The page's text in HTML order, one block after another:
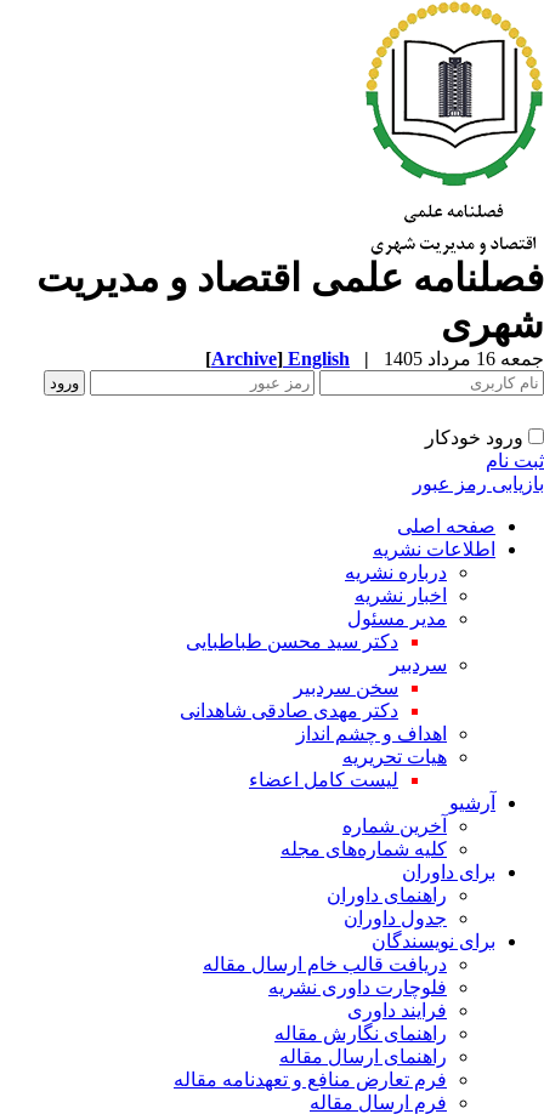
علمی اقتصاد و مدیریت
مرداد 1405 |
English
[Archive]
ورود خودکار
نام
رمز عبور
صفحه اصلی
اطلاعات نشریه
درباره نشریه
اخبار نشریه
مدیر مسئول
دکتر سید محسن طباطبایی
سردبیر
سخن سردبیر
دکتر مهدی صادقی شاهدانی
اهداف و چشم انداز
هیات تحریریه
لیست کامل اعضاء
آرشیو
آخرین شماره
کلیه شماره‌های مجله
برای داوران
راهنمای داوران
جدول داوران
برای نویسندگان
دریافت قالب خام ارسال مقاله
فلوچارت داوری نشریه
فرایند داوری
راهنمای نگارش مقاله
راهنمای ارسال مقاله
فرم تعارض منافع و تعهدنامه مقاله
فرم ارسال مقاله